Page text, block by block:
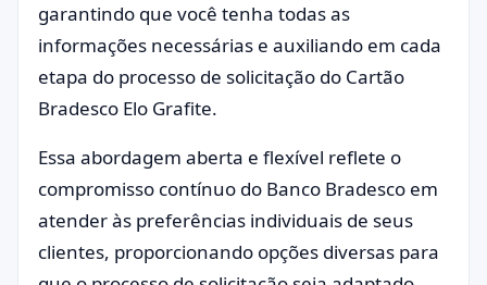
garantindo que você tenha todas as
informações necessárias e auxiliando em cada
etapa do processo de solicitação do Cartão
Bradesco Elo Grafite.
Essa abordagem aberta e flexível reflete o
compromisso contínuo do Banco Bradesco em
atender às preferências individuais de seus
clientes, proporcionando opções diversas para